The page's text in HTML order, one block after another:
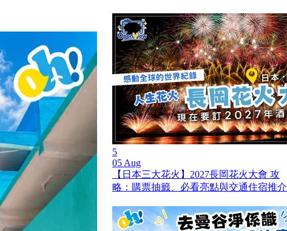
5
05 Aug
【日本三大花火】2027長岡花火大會 攻
略：購票抽籤、必看亮點與交通住宿推介